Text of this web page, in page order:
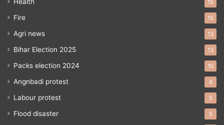
Health 15
Fire 15
Agri news 13
Bihar Election 2025 13
Packs election 2024 10
Angnbadi protest 6
Labour protest 5
Flood disaster 5